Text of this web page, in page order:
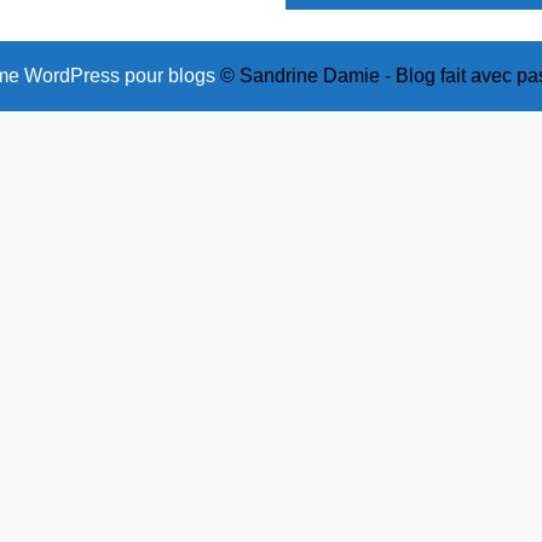
WordPress pour blogs© Sandrine Damie - Blog fait avec